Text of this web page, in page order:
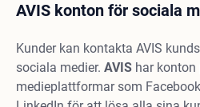
AVIS konton för sociala
Kunder kan kontakta AVIS
sociala medier. AVIS har
medieplattformar som